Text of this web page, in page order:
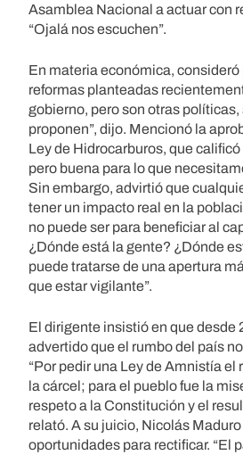
Asamblea Nacional a actuar con
“Ojalá nos escuchen”.
En materia económica,
reformas planteadas
gobierno, pero son otras
proponen”, dijo. Mencionó la
Ley de Hidrocarburos, que calificó
pero buena para lo que
Sin embargo, advirtió que
tener un impacto real en la
no puede ser para beneficiar al
¿Dónde está la gente? ¿Dónde
puede tratarse de una apertura
que estar vigilante”.
El dirigente insistió en que desde
advertido que el rumbo del país
“Por pedir una Ley de Amnistía el
la cárcel; para el pueblo fue la
respeto a la Constitución y el
relató. A su juicio, Nicolás
oportunidades para rectificar. “El